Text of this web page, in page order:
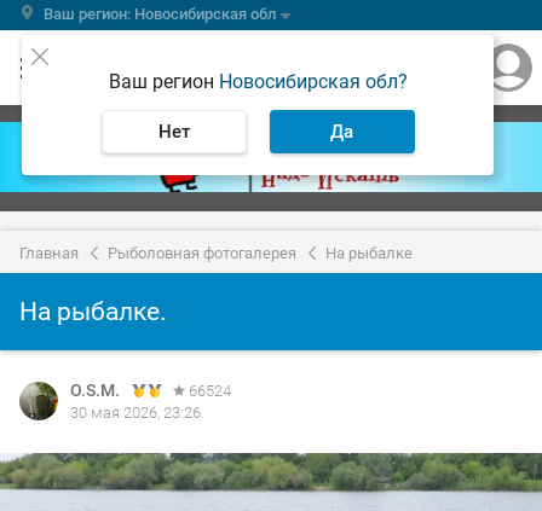
Ваш регион: Новосибирская обл
Ваш регион Новосибирская обл?
Нет Да
Главная Рыболовная фотогалерея На рыбалке
На рыбалке.
O.S.M.
66524
30 мая 2026, 23:26